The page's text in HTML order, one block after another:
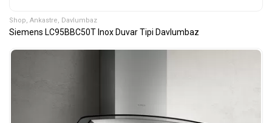
Shop, Ankastre, Davlumbaz
Siemens LC95BBC50T Inox Duvar Tipi Davlumbaz